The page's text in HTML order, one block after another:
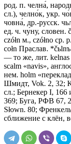
род. п. челна́,
сл.), челно́к, укр.
човна́, др.-русск.
ед. ч. чу́ну, словен.
czółn м., czółno ср.
соłn Праслав.
— то же, лит.
sсаlm «navis»,
нем. holm
Шмидт, Vok. 2, 32;
сл.; Бернекер I,
369; Буга, РФВ 67,
Słown. 80;
сближение с клён,